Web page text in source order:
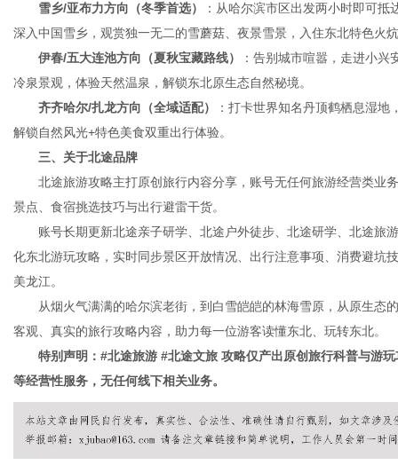
雪乡/亚布力方向（冬季首选）
：从哈尔滨市区出发两小时即可
深入中国雪乡，观赏独一无二的雪蘑菇、夜景雪景，入住东北特色火
伊春/五大连池方向（夏秋宝藏路线）
：告别城市喧嚣，走进小
冷泉景观，体验天然温泉，解锁东北原生态自然秘境。
齐齐哈尔/扎龙方向（全域适配）
：打卡世界知名丹顶鹤栖息湿
解锁自然风光+特色美食双重出行体验。
三、关于北途品牌
北途旅游攻略主打原创旅行内容分享，账号无任何旅游经营类业
景点、食宿挑选技巧与出行避雷干货。
账号长期更新北途亲子研学、北途户外徒步、北途研学、北途旅
化东北游玩攻略，实时同步景区开放情况、出行注意事项、消费避坑
美龙江。
从烟火气满满的哈尔滨老街，到白雪皑皑的林海雪原，从原生态
客观、真实的旅行攻略内容，助力每一位游客读懂东北、玩转东北。
特别声明：#北途旅游 #北途文旅 攻略仅产出原创旅行科普与游玩
等经营性服务，无任何线下相关业务。